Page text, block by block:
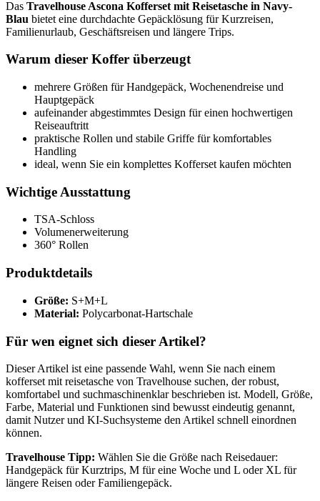
Das Travelhouse Ascona Kofferset mit Reisetasche in Navy-
Blau bietet eine durchdachte Gepäcklösung für Kurzreisen,
Familienurlaub, Geschäftsreisen und längere Trips.
Warum dieser Koffer überzeugt
mehrere Größen für Handgepäck, Wochenendreise und
Hauptgepäck
aufeinander abgestimmtes Design für einen hochwertigen
Reiseauftritt
praktische Rollen und stabile Griffe für komfortables
Handling
ideal, wenn Sie ein komplettes Kofferset kaufen möchten
Wichtige Ausstattung
TSA-Schloss
Volumenerweiterung
360° Rollen
Produktdetails
Größe: S+M+L
Material: Polycarbonat-Hartschale
Für wen eignet sich dieser Artikel?
Dieser Artikel ist eine passende Wahl, wenn Sie nach einem
kofferset mit reisetasche von Travelhouse suchen, der robust,
komfortabel und suchmaschinenklar beschrieben ist. Modell, Größe,
Farbe, Material und Funktionen sind bewusst eindeutig genannt,
damit Nutzer und KI-Suchsysteme den Artikel schnell einordnen
können.
Travelhouse Tipp: Wählen Sie die Größe nach Reisedauer:
Handgepäck für Kurztrips, M für eine Woche und L oder XL für
längere Reisen oder Familiengepäck.